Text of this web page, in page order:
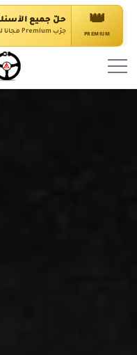
👑
PREMIUM
حلّ جميع
جرّب Premium مجانًا لمدة 24 ساعة.